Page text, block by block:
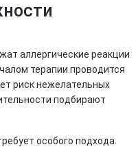
аллергические реакции
терапии проводится
риск нежелательных
подбирают
особого подхода.